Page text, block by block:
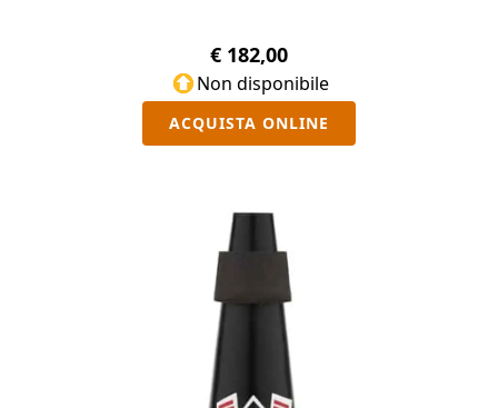
€ 182,00
Non disponibile
ACQUISTA ONLINE